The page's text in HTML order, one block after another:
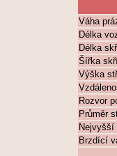
Váha
Délka
Délka
Šířka
Výška
Rozvor
Průměr
Nejvyšší
Brzdící